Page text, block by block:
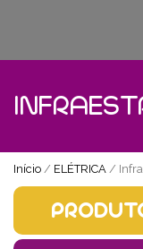
Início / ELÉTRICA /